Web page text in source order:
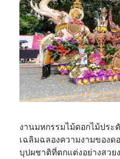
งานมหกรรมไม้ดอกไม้ประ
เฉลิมฉลองความงามของ
บุปผชาติที่ตกแต่งอย่างสวย